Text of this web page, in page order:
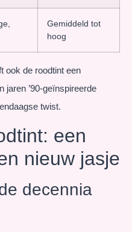
Gemiddeld tot
hoog
ook de roodtint een
jaren ’90-geïnspireerde
twist.
een
nieuw jasje
decennia